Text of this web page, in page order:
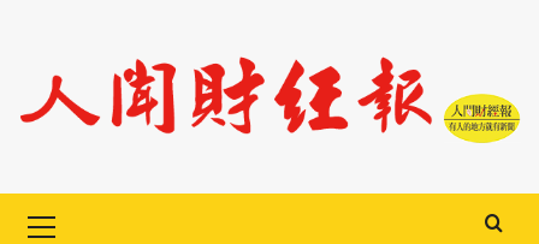
content
Menu